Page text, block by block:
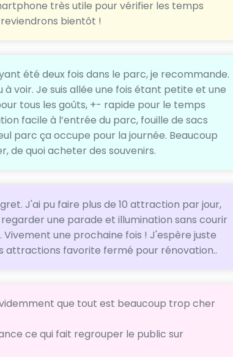
très utile pour vérifier les temps
bientôt !
été deux fois dans le parc, je recommande.
à voir. Je suis allée une fois étant petite et une
tous les goûts, +- rapide pour le temps
facile à l’entrée du parc, fouille de sacs
parc ça occupe pour la journée. Beaucoup
de quoi acheter des souvenirs.
J'ai pu faire plus de 10 attraction par jour,
une parade et illumination sans courir
une prochaine fois ! J'espère juste
attractions favorite fermé pour rénovation..
que tout est beaucoup trop cher
ce qui fait regrouper le public sur